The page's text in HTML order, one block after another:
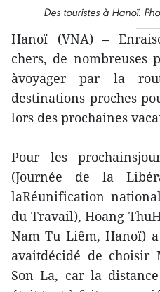
Des touristes à Hanoï.
Hanoï (VNA) –
chers, de nombreuses
àvoyager par la
destinations proches
lors des prochaines
Pour les
(Journée de la
laRéunification
du Travail), Hoang
Nam Tu Liêm, Hanoï)
avaitdécidé de choisir
Son La, car la